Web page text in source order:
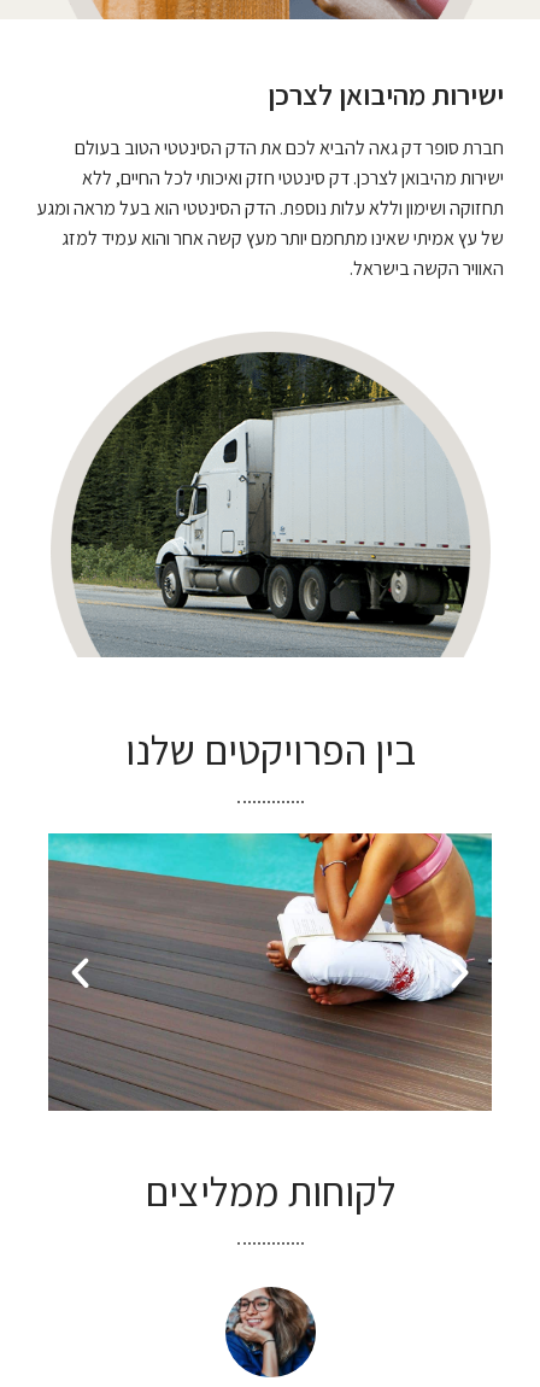
ישירות מהיבואן לצרכן
חברת סופר דק גאה להביא לכם את הדק הסינטטי הטוב בעולם
ישירות מהיבואן לצרכן. דק סינטטי חזק ואיכותי לכל החיים, ללא
תחזוקה ושימון וללא עלות נוספת. הדק הסינטטי הוא בעל מראה ומגע
של עץ אמיתי שאינו מתחמם יותר מעץ קשה אחר והוא עמיד למזג
האוויר הקשה בישראל.
בין הפרויקטים שלנו
לקוחות ממליצים